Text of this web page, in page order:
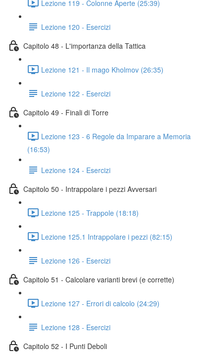
Lezione 119 - Colonne Aperte (25:39)
Lezione 120 - Esercizi
Capitolo 48 - L'importanza della Tattica
Lezione 121 - Il mago Kholmov (26:35)
Lezione 122 - Esercizi
Capitolo 49 - Finali di Torre
Lezione 123 - 6 Regole da Imparare a Memoria
(16:53)
Lezione 124 - Esercizi
Capitolo 50 - Intrappolare i pezzi Avversari
Lezione 125 - Trappole (18:18)
Lezione 125.1 Intrappolare i pezzi (82:15)
Lezione 126 - Esercizi
Capitolo 51 - Calcolare varianti brevi (e corrette)
Lezione 127 - Errori di calcolo (24:29)
Lezione 128 - Esercizi
Capitolo 52 - I Punti Deboli